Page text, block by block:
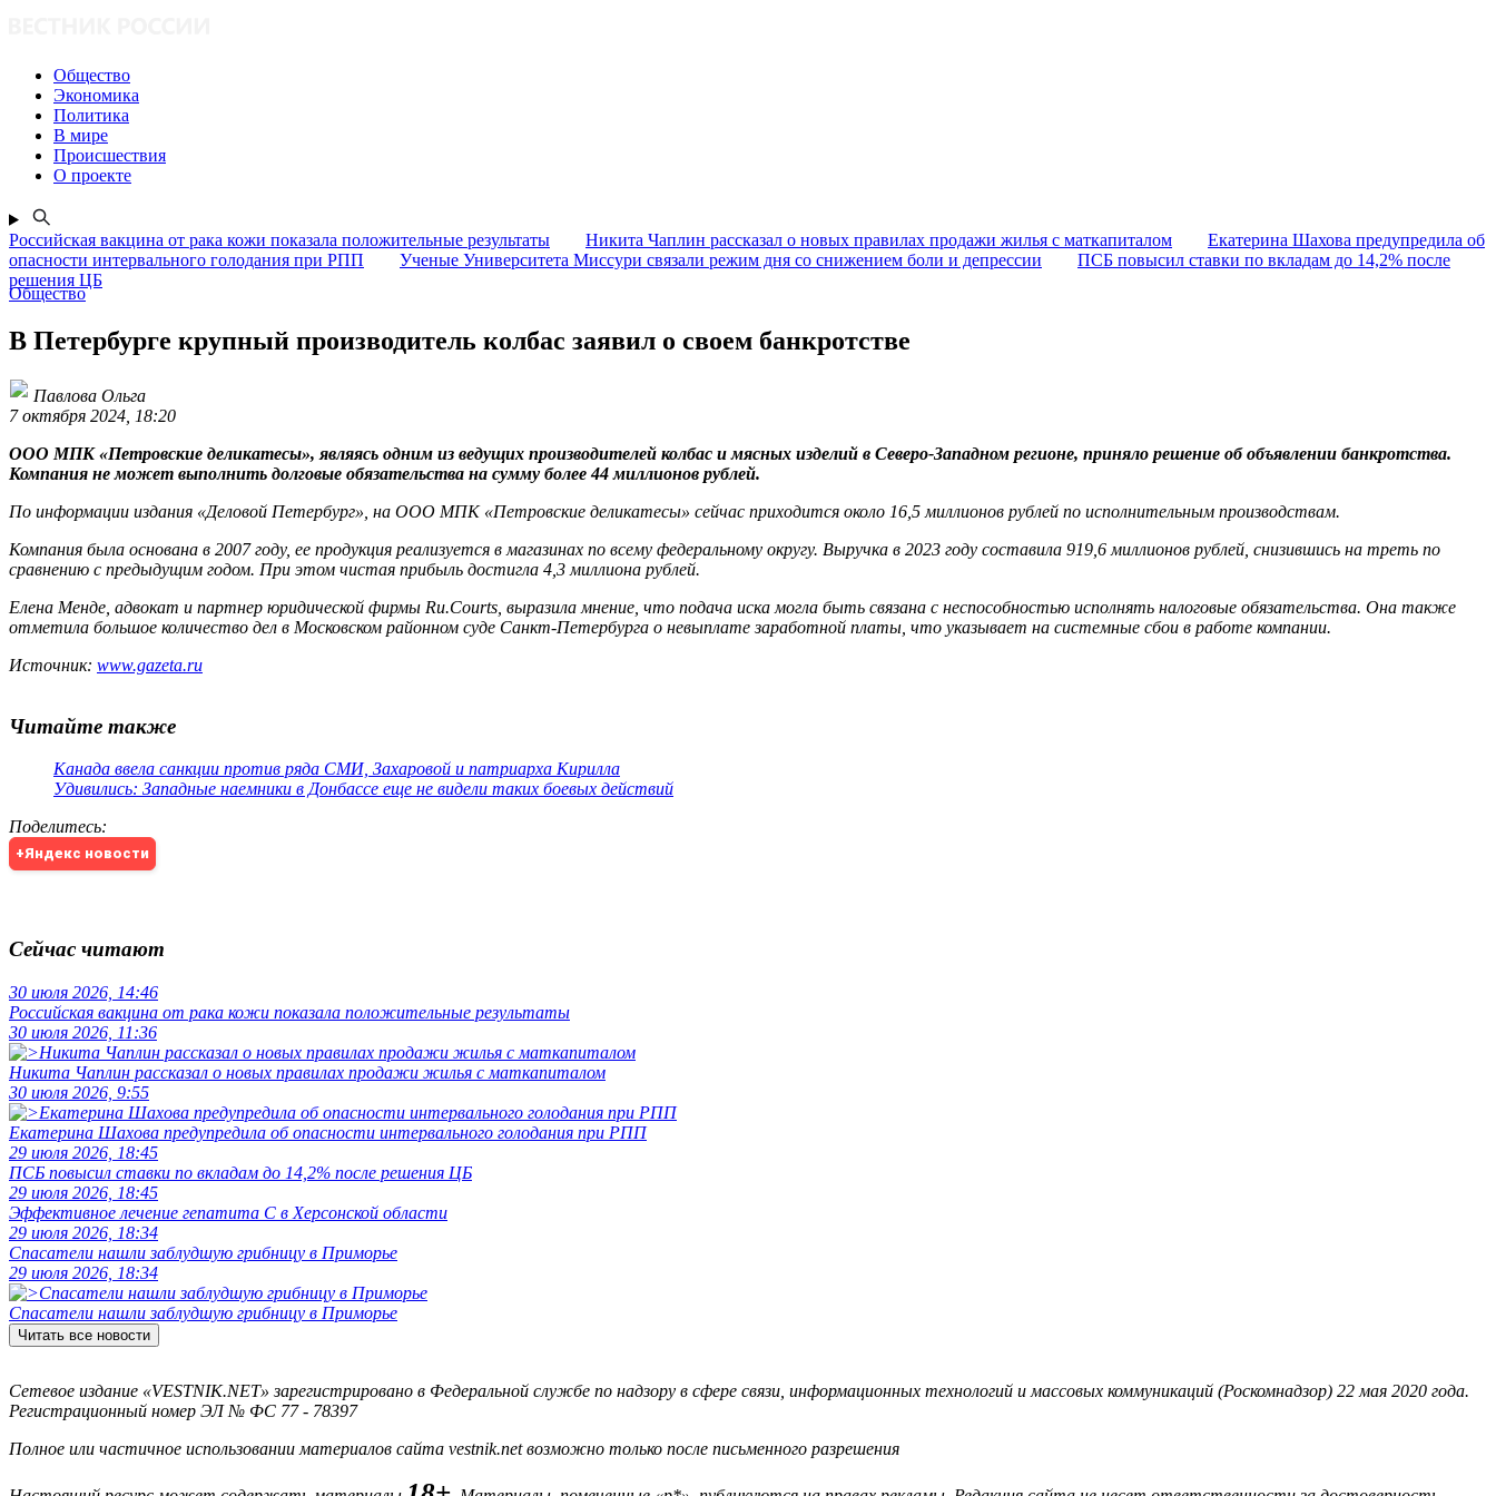
Общество
Экономика
Политика
В мире
Происшествия
О проекте
Российская вакцина от рака кожи показала положительные результаты Никита Чаплин рассказал о новых правилах продажи жилья с маткапиталом
Екатерина Шахова предупредила об
опасности интервального голодания при РПП
Ученые Университета Миссури связали режим дня со снижением боли и депрессии
ПСБ повысил ставки по вкладам до 14,2% после
решения ЦБ
Общество
В Петербурге крупный производитель колбас заявил о своем банкротстве
Павлова Ольга
7 октября 2024, 18:20
ООО МПК «Петровские деликатесы», являясь одним из ведущих производителей колбас и мясных изделий в Северо-Западном регионе, приняло решение об объявлении банкротства.
Компания не может выполнить долговые обязательства на сумму более 44 миллионов рублей.
По информации издания «Деловой Петербург», на ООО МПК «Петровские деликатесы» сейчас приходится около 16,5 миллионов рублей по исполнительным производствам.
Компания была основана в 2007 году, ее продукция реализуется в магазинах по всему федеральному округу. Выручка в 2023 году составила 919,6 миллионов рублей, снизившись на треть по
сравнению с предыдущим годом. При этом чистая прибыль достигла 4,3 миллиона рублей.
Елена Менде, адвокат и партнер юридической фирмы Ru.Courts, выразила мнение, что подача иска могла быть связана с неспособностью исполнять налоговые обязательства. Она также
отметила большое количество дел в Московском районном суде Санкт-Петербурга о невыплате заработной платы, что указывает на системные сбои в работе компании.
Источник: www.gazeta.ru
Читайте также
Канада ввела санкции против ряда СМИ, Захаровой и патриарха Кирилла
Удивились: Западные наемники в Донбассе еще не видели таких боевых действий
Поделитесь:
+Яндекс новости
Сейчас читают
30 июля 2026, 14:46
Российская вакцина от рака кожи показала положительные результаты
30 июля 2026, 11:36
Никита Чаплин рассказал о новых правилах продажи жилья с маткапиталом
30 июля 2026, 9:55
Екатерина Шахова предупредила об опасности интервального голодания при РПП
29 июля 2026, 18:45
ПСБ повысил ставки по вкладам до 14,2% после решения ЦБ
29 июля 2026, 18:45
Эффективное лечение гепатита C в Херсонской области
29 июля 2026, 18:34
Спасатели нашли заблудшую грибницу в Приморье
29 июля 2026, 18:34
Спасатели нашли заблудшую грибницу в Приморье
Читать все новости
Сетевое издание «VESTNIK.NET» зарегистрировано в Федеральной службе по надзору в сфере связи, информационных технологий и массовых коммуникаций (Роскомнадзор) 22 мая 2020 года.
Регистрационный номер ЭЛ № ФС 77 - 78397
Полное или частичное использовании материалов сайта vestnik.net возможно только после письменного разрешения